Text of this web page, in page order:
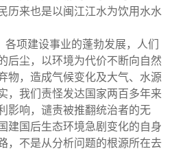
历来也是以闽江江水为饮用水水
各项建设事业的蓬勃发展，人们
后尘，以环境为代价不断向自然
物，造成气候变化及大气、水源
，我们责怪发达国家两百多年来
影响，谴责被推翻统治者的无
建国后生态环境急剧变化的自身
，不是从分析问题的根源所在去